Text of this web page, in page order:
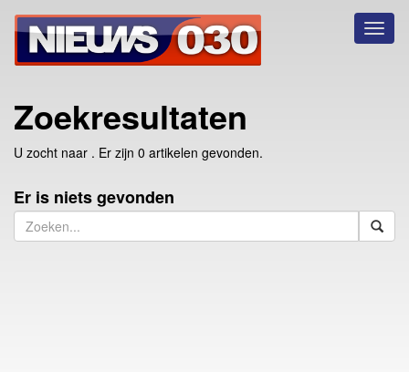
Zoekresultaten
U zocht naar . Er zijn 0 artikelen gevonden.
Er is niets gevonden